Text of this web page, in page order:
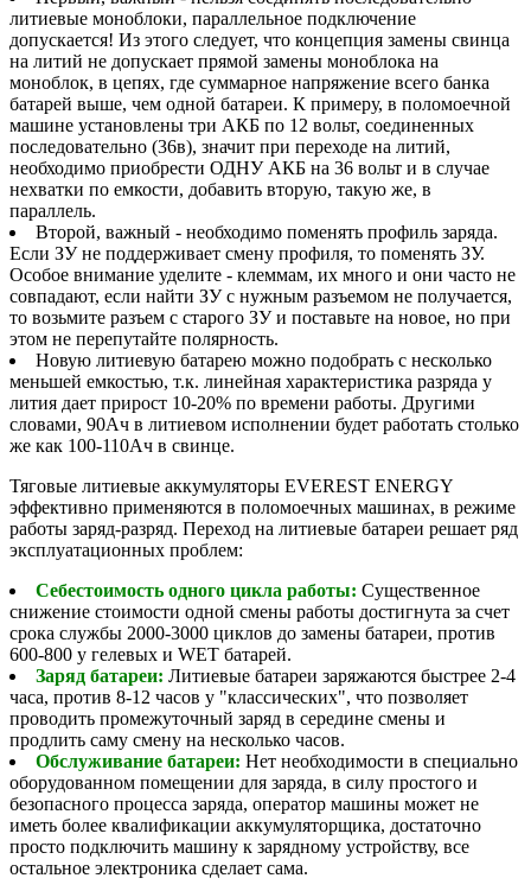
литиевые моноблоки, параллельное подключение
допускается! Из этого следует, что концепция замены свинца
на литий не допускает прямой замены моноблока на
моноблок, в цепях, где суммарное напряжение всего банка
батарей выше, чем одной батареи. К примеру, в поломоечной
машине установлены три АКБ по 12 вольт, соединенных
последовательно (36в), значит при переходе на литий,
необходимо приобрести ОДНУ АКБ на 36 вольт и в случае
нехватки по емкости, добавить вторую, такую же, в
параллель.
Второй, важный - необходимо поменять профиль заряда.
Если ЗУ не поддерживает смену профиля, то поменять ЗУ.
Особое внимание уделите - клеммам, их много и они часто не
совпадают, если найти ЗУ с нужным разъемом не получается,
то возьмите разъем с старого ЗУ и поставьте на новое, но при
этом не перепутайте полярность.
Новую литиевую батарею можно подобрать с несколько
меньшей емкостью, т.к. линейная характеристика разряда у
лития дает прирост 10-20% по времени работы. Другими
словами, 90Ач в литиевом исполнении будет работать столько
же как 100-110Ач в свинце.
Тяговые литиевые аккумуляторы EVEREST ENERGY
эффективно применяются в поломоечных машинах, в режиме
работы заряд-разряд. Переход на литиевые батареи решает ряд
эксплуатационных проблем:
Себестоимость одного цикла работы: Существенное
снижение стоимости одной смены работы достигнута за счет
срока службы 2000-3000 циклов до замены батареи, против
600-800 у гелевых и WET батарей.
Заряд батареи: Литиевые батареи заряжаются быстрее 2-4
часа, против 8-12 часов у "классических", что позволяет
проводить промежуточный заряд в середине смены и
продлить саму смену на несколько часов.
Обслуживание батареи: Нет необходимости в специально
оборудованном помещении для заряда, в силу простого и
безопасного процесса заряда, оператор машины может не
иметь более квалификации аккумуляторщика, достаточно
просто подключить машину к зарядному устройству, все
остальное электроника сделает сама.